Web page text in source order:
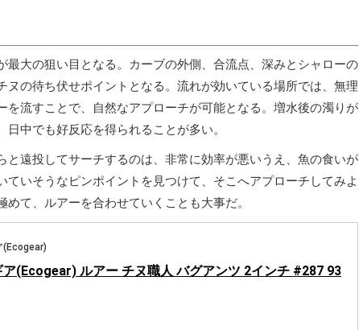
最大の狙い目となる。カーブの外側、合流点、深みとシャローの
ヌの待ち伏せポイントとなる。流れが効いている場所では、無理
を流すことで、自然なアプローチが可能となる。増水後の濁りが
中でも好反応を得られることが多い。
と遠投してサーチするのは、非常に効率が悪いうえ、魚の食いが
いそうなピンポイントを見つけて、そこへアプローチしてみよ
て、ルアーを合わせていくことも大事だ。
(Ecogear)
ア(Ecogear) ルアー チヌ職人 バグアンツ 2インチ #287 93